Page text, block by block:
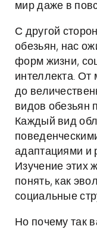
мир даже в
С другой
обезьян, нас
форм жизни,
интеллекта.
до
видов обезьян
Каждый вид
адаптациями и
Изучение этих
понять, как
социальные
Но почему так